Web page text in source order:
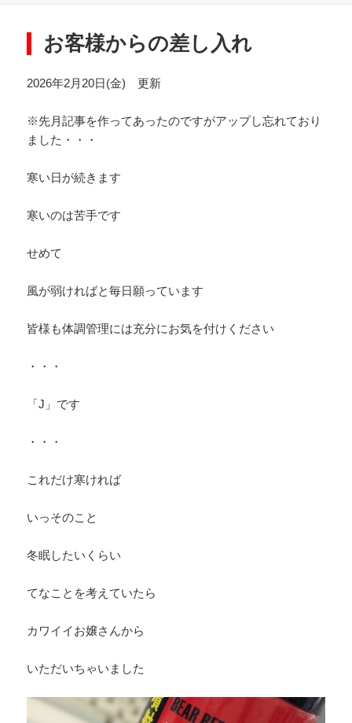
お客様からの差し入れ
2026年2月20日(金) 更新
※先月記事を作ってあったのですがアップし忘れており
ました・・・
寒い日が続きます
寒いのは苦手です
せめて
風が弱ければと毎日願っています
皆様も体調管理には充分にお気を付けください
・・・
「J」です
・・・
これだけ寒ければ
いっそのこと
冬眠したいくらい
てなことを考えていたら
カワイイお嬢さんから
いただいちゃいました